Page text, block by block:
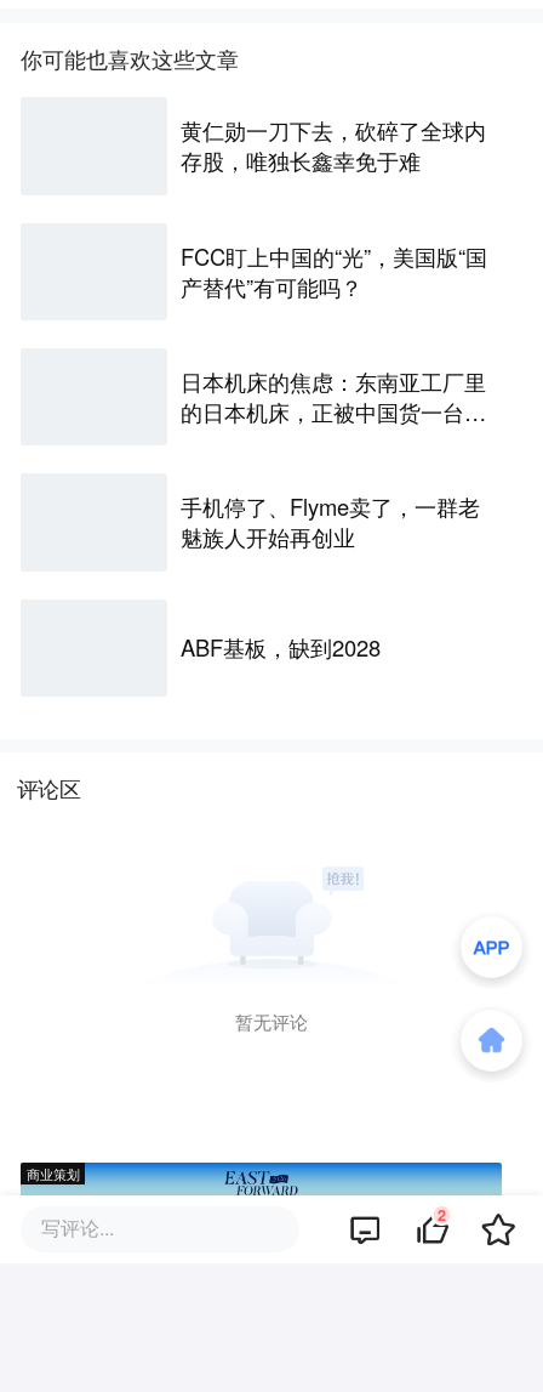
你可能也喜欢这些文章
黄仁勋一刀下去，砍碎了全球内
存股，唯独长鑫幸免于难
FCC盯上中国的“光”，美国版“国
产替代”有可能吗？
日本机床的焦虑：东南亚工厂里
的日本机床，正被中国货一台台
手机停了、Flyme卖了，一群老
魅族人开始再创业
ABF基板，缺到2028
评论区
暂无评论
商业策划
写评论... 2